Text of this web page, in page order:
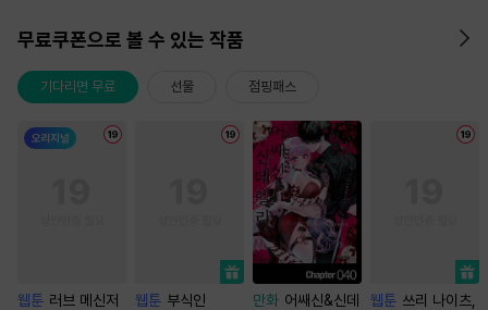
무료쿠폰으로 볼 수 있는 작품
기다리면 무료 선물 점핑패스
웹툰 러브 메신저 웹툰 부식인 만화 어쌔신&신데
웹툰 쓰리 나이츠,